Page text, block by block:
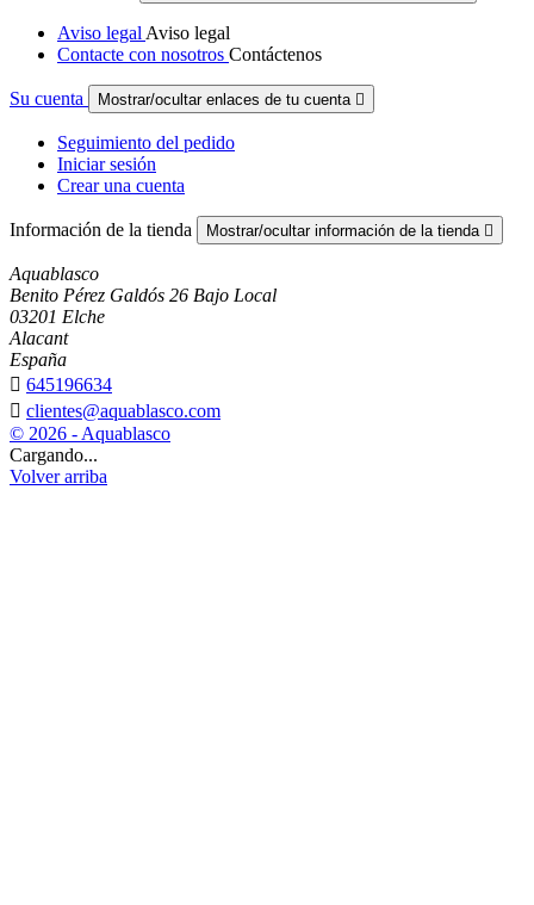
Aviso legal Aviso legal
Contacte con nosotros Contáctenos
Su cuenta Mostrar/ocultar enlaces de tu cuenta 
Seguimiento del pedido
Iniciar sesión
Crear una cuenta
Información de la tienda Mostrar/ocultar información de la tienda 
Aquablasco
Benito Pérez Galdós 26 Bajo Local
03201 Elche
Alacant
España
 645196634
 clientes@aquablasco.com
© 2026 - Aquablasco
Cargando...
Volver arriba